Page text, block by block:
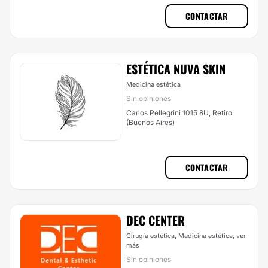
CONTACTAR
ESTÉTICA NUVA SKIN
Medicina estética
Sin opiniones
Carlos Pellegrini 1015 8U, Retiro
(Buenos Aires)
CONTACTAR
DEC CENTER
Cirugía estética, Medicina estética, ver
más
Sin opiniones